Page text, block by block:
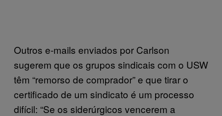
Outros e-mails enviados por Carlson
sugerem que os grupos sindicais com o USW
têm “remorso de comprador” e que tirar o
certificado de um sindicato é um processo
difícil: “Se os siderúrgicos vencerem a